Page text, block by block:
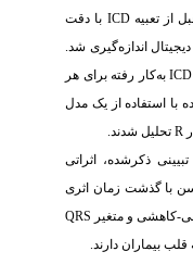
از تعبیهICDبا دقت
اندازه‌گیری شد.
به‌کار رفته برای هر
استفاده از یک مدل
R تحلیل شدند.
هر ۳ متغیر تبیینی ذکرشده، اثراتی
با گذشت زمان اثری
کاهشی و متغیرQRS
بیماران دارند.